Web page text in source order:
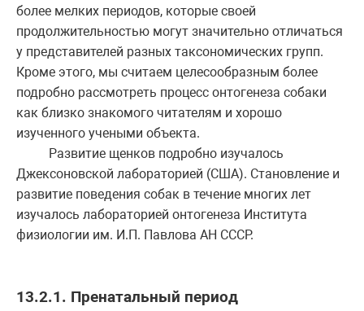
более мелких периодов, которые своей
продолжительностью могут значительно отличаться
у представителей разных таксономических групп.
Кроме этого, мы считаем целесообразным более
подробно рассмотреть процесс онтогенеза собаки
как близко знакомого читателям и хорошо
изученного учеными объекта.
Развитие щенков подробно изучалось
Джексоновской лабораторией (США). Становление и
развитие поведения собак в течение многих лет
изучалось лабораторией онтогенеза Института
физиологии им. И.П. Павлова АН СССР.
13.2.1. Пренатальный период